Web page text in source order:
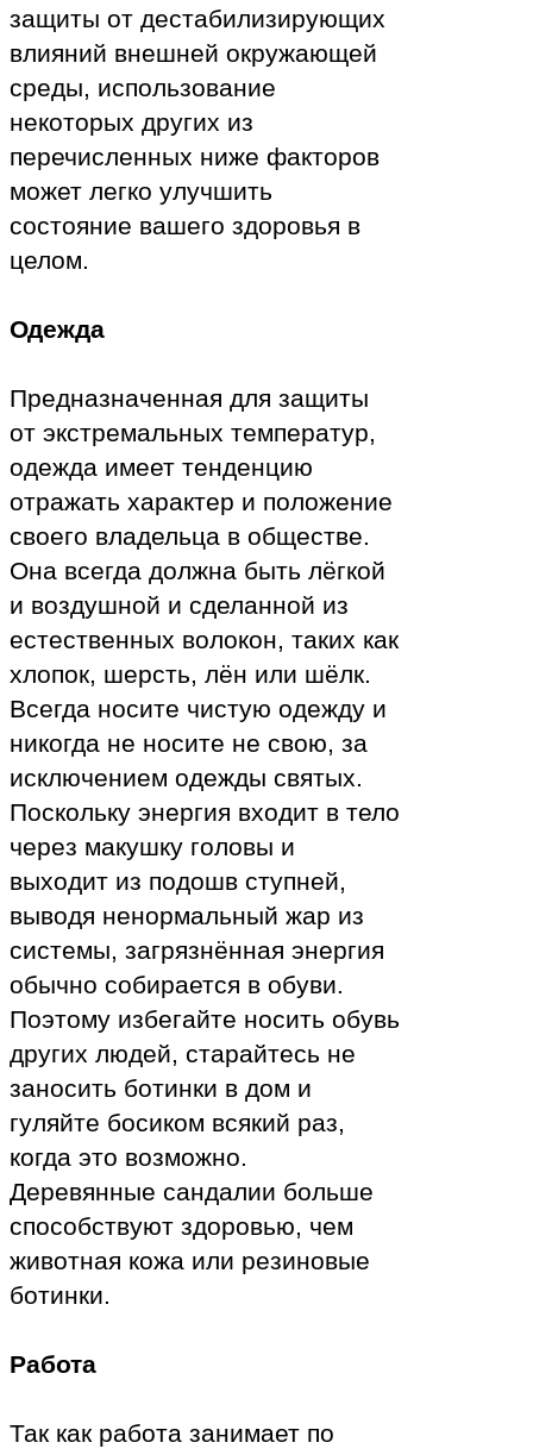
защиты от дестабилизирующих
влияний внешней окружающей
среды, использование
некоторых других из
перечисленных ниже факторов
может легко улучшить
состояние вашего здоровья в
целом.
Одежда
Предназначенная для защиты
от экстремальных температур,
одежда имеет тенденцию
отражать характер и положение
своего владельца в обществе.
Она всегда должна быть лёгкой
и воздушной и сделанной из
естественных волокон, таких как
хлопок, шерсть, лён или шёлк.
Всегда носите чистую одежду и
никогда не носите не свою, за
исключением одежды святых.
Поскольку энергия входит в тело
через макушку головы и
выходит из подошв ступней,
выводя ненормальный жар из
системы, загрязнённая энергия
обычно собирается в обуви.
Поэтому избегайте носить обувь
других людей, старайтесь не
заносить ботинки в дом и
гуляйте босиком всякий раз,
когда это возможно.
Деревянные сандалии больше
способствуют здоровью, чем
животная кожа или резиновые
ботинки.
Работа
Так как работа занимает по